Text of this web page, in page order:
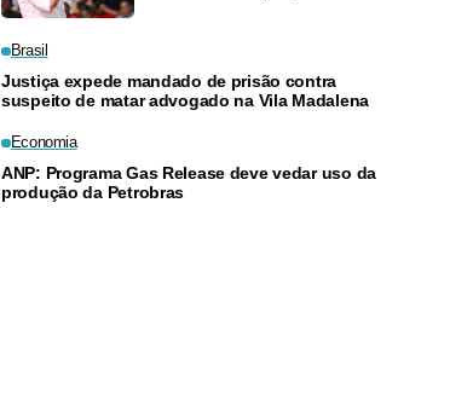
Brasil
Justiça expede mandado de prisão contra
suspeito de matar advogado na Vila Madalena
Economia
ANP: Programa Gas Release deve vedar uso da
produção da Petrobras